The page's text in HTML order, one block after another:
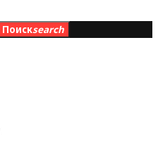
Поискsearch